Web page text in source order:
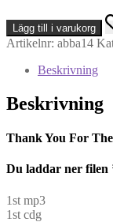
Thank
You
For
Music
(Gjord
av
Abba)
Lägg till i varukorg
Artikelnr: abba14
Beskrivning
Beskrivning
Thank You For
Du laddar ner filen
1st mp3
1st cdg